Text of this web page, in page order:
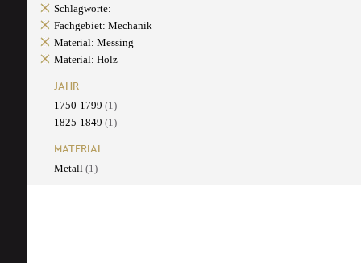
Schlagworte:
Fachgebiet: Mechanik
Material: Messing
Material: Holz
JAHR
1750-1799 (1)
1825-1849 (1)
MATERIAL
Metall (1)